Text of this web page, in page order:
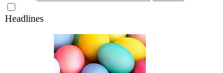
Headlines